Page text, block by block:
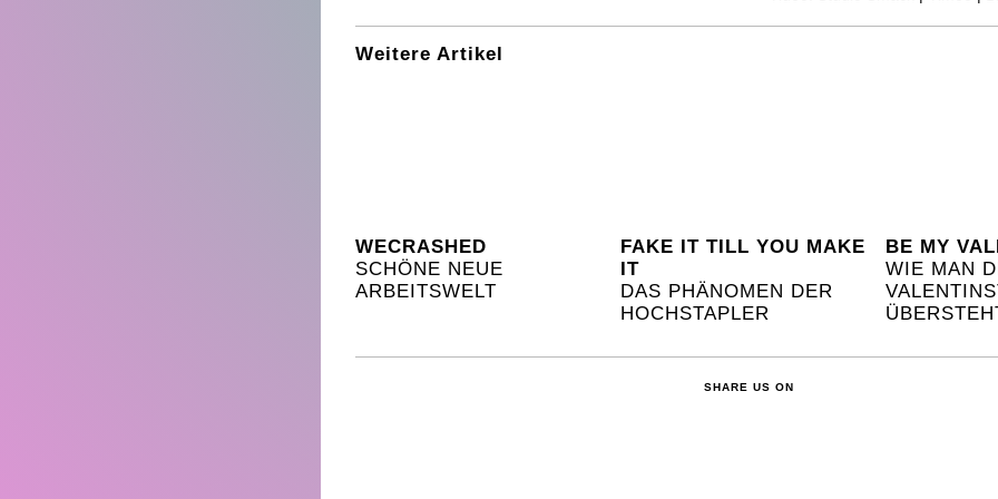
Weitere Artikel
WECRASHED
SCHÖNE NEUE
ARBEITSWELT
FAKE IT TILL YOU MAKE
IT
DAS PHÄNOMEN DER
HOCHSTAPLER
BE MY
WIE MAN
SHARE US ON